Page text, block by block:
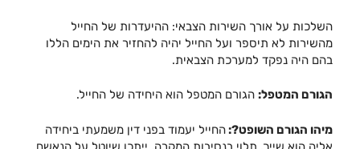
השלכות על אורך השירות הצבאי: ההיעדרות של החייל
מהשירות לא תיספר ועל החייל יהיה להחזיר את הימים הללו
בהם היה נפקד למערכת הצבאית.
הגורם המטפל:הגורם המטפל הוא היחידה של החייל.
מיהו הגורם השופט?:החייל יעמוד בפני דין משמעתי ביחידה